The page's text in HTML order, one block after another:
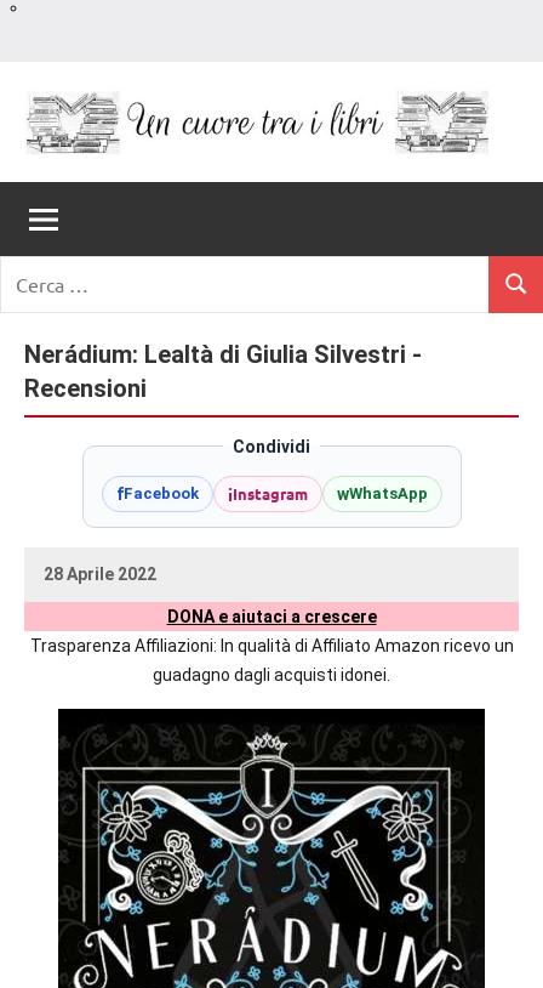
contenuto
Un
Cuore
Tra
I
Libri
romanzi
romance
e
non
solo.
Recensioni,
delle
autrici
straniere.
per:
Nerádium: Lealtà di Giulia Silvestri -
Recensioni
Condividi
fFacebook iInstagram wWhatsApp
28 Aprile 2022
uctil_user
Nessun
DONA e aiutaci a crescere
Trasparenza Affiliazioni: In qualità di Affiliato Amazon ricevo un
guadagno dagli acquisti idonei.